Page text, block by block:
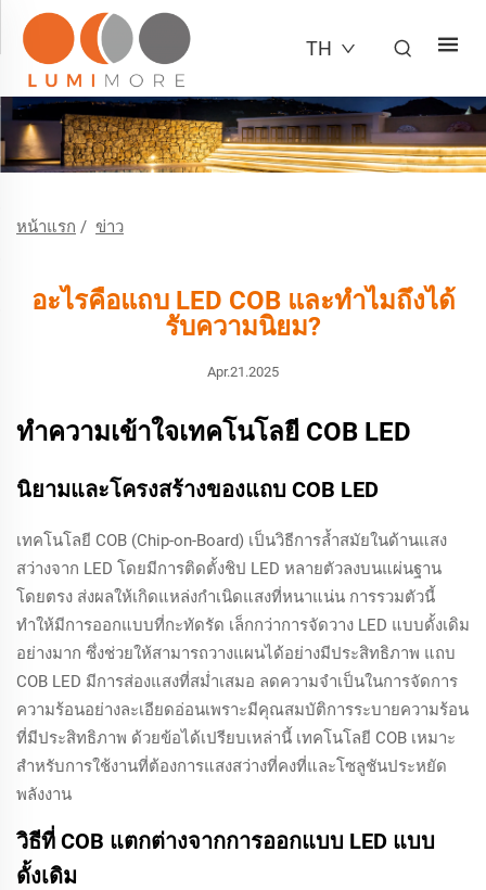
TH
หน้าแรก / ข่าว
อะไรคือแถบ LED COB และทำไมถึงได้
รับความนิยม?
Apr.21.2025
ทำความเข้าใจเทคโนโลยี COB LED
นิยามและโครงสร้างของแถบ COB LED
เทคโนโลยี COB (Chip-on-Board) เป็นวิธีการล้ำสมัยในด้านแสง
สว่างจาก LED โดยมีการติดตั้งชิป LED หลายตัวลงบนแผ่นฐาน
โดยตรง ส่งผลให้เกิดแหล่งกำเนิดแสงที่หนาแน่น การรวมตัวนี้
ทำให้มีการออกแบบที่กะทัดรัด เล็กกว่าการจัดวาง LED แบบดั้งเดิม
อย่างมาก ซึ่งช่วยให้สามารถวางแผนได้อย่างมีประสิทธิภาพ แถบ
COB LED มีการส่องแสงที่สม่ำเสมอ ลดความจำเป็นในการจัดการ
ความร้อนอย่างละเอียดอ่อนเพราะมีคุณสมบัติการระบายความร้อน
ที่มีประสิทธิภาพ ด้วยข้อได้เปรียบเหล่านี้ เทคโนโลยี COB เหมาะ
สำหรับการใช้งานที่ต้องการแสงสว่างที่คงที่และโซลูชันประหยัด
พลังงาน
วิธีที่ COB แตกต่างจากการออกแบบ LED แบบ
ดั้งเดิม